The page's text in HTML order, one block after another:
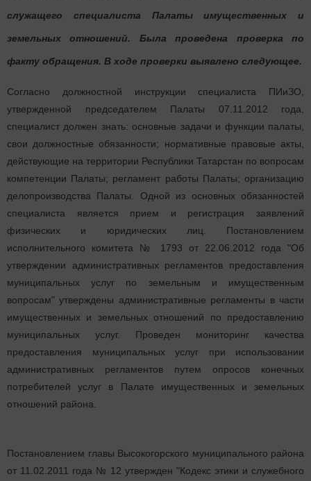
служащего специалиста Палаты имущественных и
земельных отношений. Была проведена проверка по
факту обращения. В ходе проверки выявлено следующее.
Согласно должностной инструкции специалиста ПИиЗО,
утвержденной председателем Палаты 07.11.2012 года,
специалист должен знать: основные задачи и функции палаты,
свои должностные обязанности; нормативные правовые акты,
действующие на территории Республики Татарстан по вопросам
компетенции Палаты; регламент работы Палаты; организацию
делопроизводства Палаты. Одной из основных обязанностей
специалиста является прием и регистрация заявлений
физических и юридических лиц. Постановлением
исполнительного комитета № 1793 от 22.06.2012 года "Об
утверждении административных регламентов предоставления
муниципальных услуг по земельным и имущественным
вопросам" утверждены административные регламенты в части
имущественных и земельных отношений по предоставлению
муниципальных услуг. Проведен мониторинг качества
предоставления муниципальных услуг при использовании
административных регламентов путем опросов конечных
потребителей услуг в Палате имущественных и земельных
отношений района.
Постановлением главы Высокогорского муниципального района
от 11.02.2011 года № 12 утвержден "Кодекс этики и служебного